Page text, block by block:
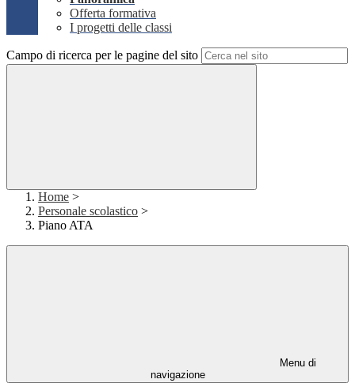
Offerta formativa
I progetti delle classi
Campo di ricerca per le pagine del sito
Home >
Personale scolastico >
Piano ATA
Menu di
navigazione